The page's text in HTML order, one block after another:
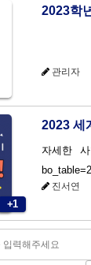
2023학
관리자
+1
2023 세
자세한 사항
진서연